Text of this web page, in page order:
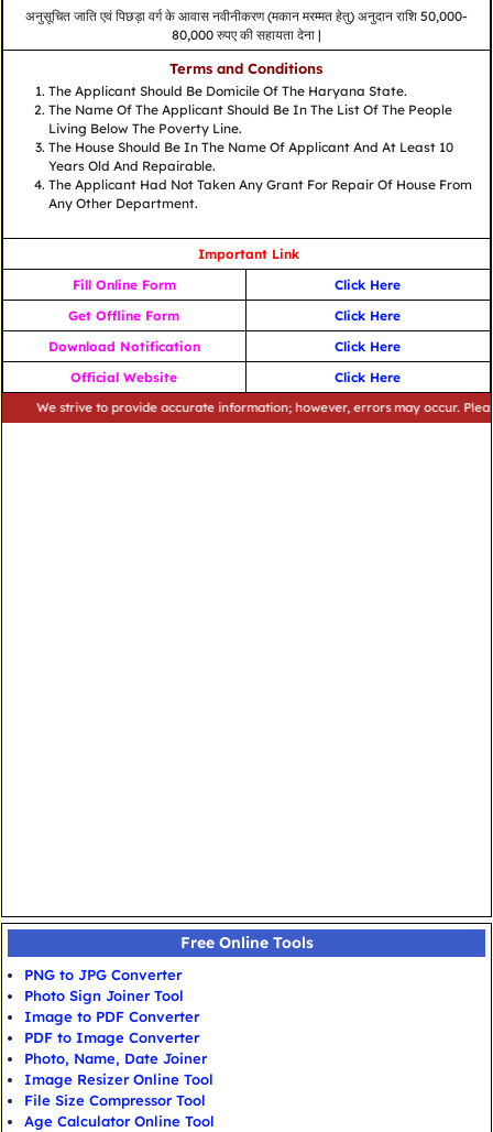
अनुसूचित जाति एवं पिछड़ा वर्ग के आवास नवीनीकरण (मकान मरम्मत हेतु) अनुदान राशि 50,000-
80,000 रुपए की सहायता देना |
Terms and Conditions
The Applicant Should Be Domicile Of The Haryana State.
The Name Of The Applicant Should Be In The List Of The People
Living Below The Poverty Line.
The House Should Be In The Name Of Applicant And At Least 10
Years Old And Repairable.
The Applicant Had Not Taken Any Grant For Repair Of House From
Any Other Department.
Important Link
Fill Online Form
Click Here
Get Offline Form
Click Here
Download Notification
Click Here
Official Website
Click Here
strive to provide accurate information; however, errors may occur. Please
Free Online Tools
PNG to JPG Converter
Photo Sign Joiner Tool
Image to PDF Converter
PDF to Image Converter
Photo, Name, Date Joiner
Image Resizer Online Tool
File Size Compressor Tool
Age Calculator Online Tool